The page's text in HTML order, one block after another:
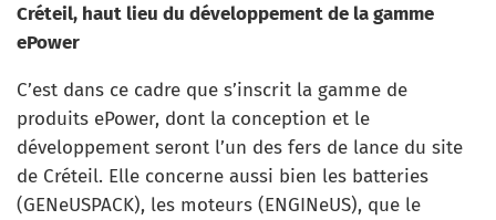
Créteil, haut lieu du développement de la gamme
ePower
C’est dans ce cadre que s’inscrit la gamme de
produits ePower, dont la conception et le
développement seront l’un des fers de lance du site
de Créteil. Elle concerne aussi bien les batteries
(GENeUSPACK), les moteurs (ENGINeUS), que le